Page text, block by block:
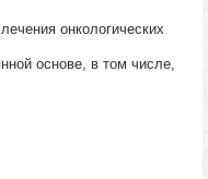
онкологических
основе, в том числе,